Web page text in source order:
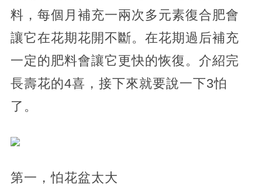
料，每個月補充一兩次多元素復合肥會
讓它在花期花開不斷。在花期過后補充
一定的肥料會讓它更快的恢復。介紹完
長壽花的4喜，接下來就要說一下3怕
了。
第一，怕花盆太大